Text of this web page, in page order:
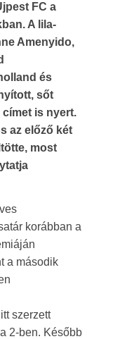
FC a
A lila-
Amenyido,
és
sőt
is nyert.
az előző két
most
korábban a
a második
szerzett
2-ben. Később